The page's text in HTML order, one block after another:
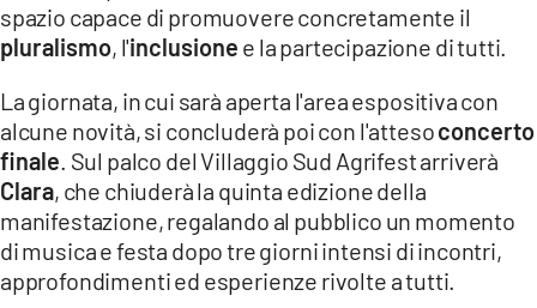
spazio capace di promuovere concretamente il
pluralismo, l'inclusione e la partecipazione di tutti.
La giornata, in cui sarà aperta l'area espositiva con
alcune novità, si concluderà poi con l'attesoconcerto
finale . Sul palco del Villaggio Sud Agrifest arriverà
Clara, che chiuderà la quinta edizione della
manifestazione, regalando al pubblico un momento
di musica e festa dopo tre giorni intensi di incontri,
approfondimenti ed esperienze rivolte a tutti.